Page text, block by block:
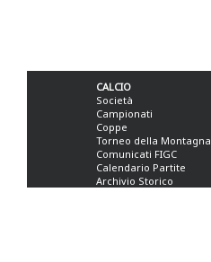
CALCIO
Società
Campionati
Coppe
Torneo della Montagna
Comunicati FIGC
Calendario Partite
Archivio Storico